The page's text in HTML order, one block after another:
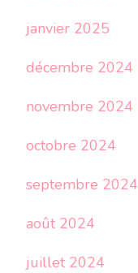
janvier 2025
décembre 2024
novembre 2024
octobre 2024
septembre 2024
août 2024
juillet 2024